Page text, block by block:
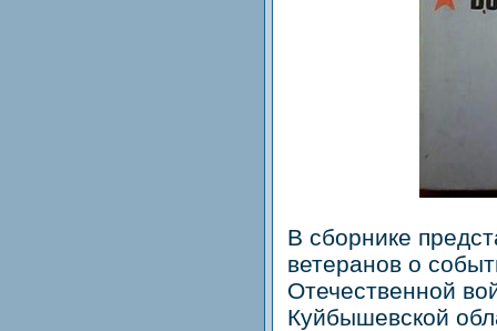
В сборнике
ветеранов о
Отечественной
Куйбышевской